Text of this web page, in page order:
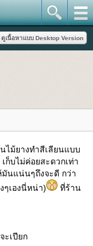
ไม้ยางทำสีเลียนแบบ
ก็บไม่ค่อยสะดวกเท่า
มันแน่นๆถึงจะดี กว่า
ๆเองนี่หน่า)
ที่ร้าน
ะเปียก